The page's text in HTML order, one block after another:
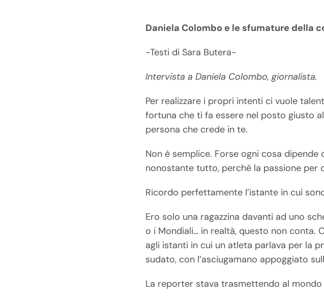
Daniela Colombo e le sfumature della
-Testi di Sara Butera-
Intervista a Daniela Colombo, giornalista.
Per realizzare i propri intenti ci vuole
fortuna che ti fa essere nel posto giusto
persona che crede in te.
Non è semplice. Forse ogni cosa
nonostante tutto, perché la passione per
Ricordo perfettamente l’istante in cui
Ero solo una ragazzina davanti ad uno
o i Mondiali… in realtà, questo non conta.
agli istanti in cui un atleta parlava per la
sudato, con l’asciugamano appoggiato
La reporter stava trasmettendo al